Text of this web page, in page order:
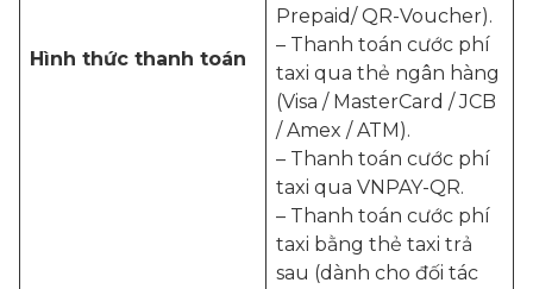
Hình thức thanh toán
Prepaid/ QR-Voucher).
– Thanh toán cước phí
taxi qua thẻ ngân hàng
(Visa / MasterCard / JCB
/ Amex / ATM).
– Thanh toán cước phí
taxi qua VNPAY-QR.
– Thanh toán cước phí
taxi bằng thẻ taxi trả
sau (dành cho đối tác